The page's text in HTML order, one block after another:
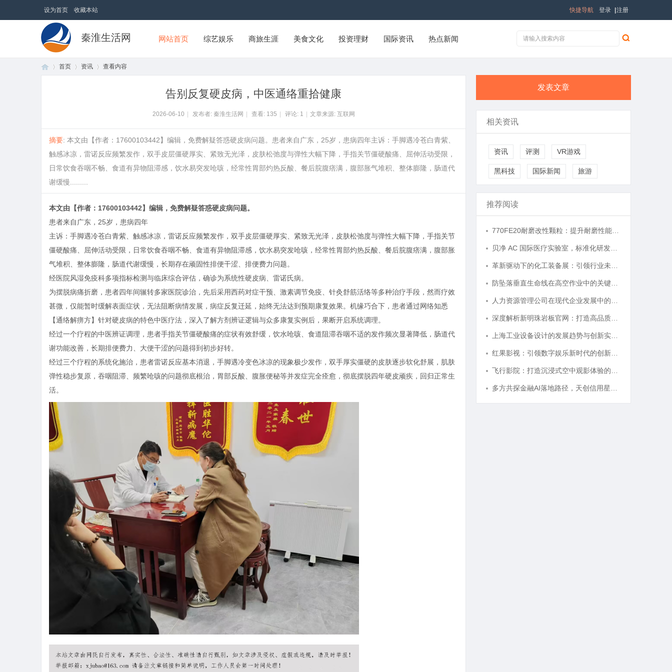
设为首页 收藏本站 登录 注册
快捷导航
秦淮生活网 网站首页 综艺娱乐 商旅生涯 美食文化 投资理财 国际资讯 热点新闻
首页 资讯 查看内容
告别反复硬皮病，中医通络重拾健康
2026-06-10 发布者: 秦淮生活网 查看: 135 评论: 1 文章来源: 互联网
摘要: 本文由【作者：17600103442】编辑，免费解疑答惑硬皮病问题。患者来自广东，25岁，患病四年主诉：手脚遇冷苍白青紫、
触感冰凉，雷诺反应频繁发作，双手皮层僵硬厚实、紧致无光泽，皮肤松弛度与弹性大幅下降，手指关节僵硬酸痛、屈伸活动受限，
日常饮食吞咽不畅、食道有异物阻滞感，饮水易突发呛咳，经常性胃部灼热反酸、餐后脘腹痞满，腹部胀气堆积、整体膨隆，肠道代
谢缓慢.........
本文由【作者：17600103442】编辑，免费解疑答惑硬皮病问题。
患者来自广东，25岁，患病四年
主诉：手脚遇冷苍白青紫、触感冰凉，雷诺反应频繁发作，双手皮层僵硬厚实、紧致无光泽，皮肤松弛度与弹性大幅下降，手指关节
僵硬酸痛、屈伸活动受限，日常饮食吞咽不畅、食道有异物阻滞感，饮水易突发呛咳，经常性胃部灼热反酸、餐后脘腹痞满，腹部胀
气堆积、整体膨隆，肠道代谢缓慢，长期存在顽固性排便干涩、排便费力问题。
经医院风湿免疫科多项指标检测与临床综合评估，确诊为系统性硬皮病、雷诺氏病。
为摆脱病痛折磨，患者四年间辗转多家医院诊治，先后采用西药对症干预、激素调节免疫、针灸舒筋活络等多种治疗手段，然而疗效
甚微，仅能暂时缓解表面症状，无法阻断病情发展，病症反复迁延，始终无法达到预期康复效果。机缘巧合下，患者通过网络知悉
【通络解痹方】针对硬皮病的特色中医疗法，深入了解方剂辨证逻辑与众多康复实例后，果断开启系统调理。
经过一个疗程的中医辨证调理，患者手指关节僵硬酸痛的症状有效舒缓，饮水呛咳、食道阻滞吞咽不适的发作频次显著降低，肠道代
谢功能改善，长期排便费力、大便干涩的问题得到初步好转。
经过三个疗程的系统化施治，患者雷诺反应基本消退，手脚遇冷变色冰凉的现象极少发作，双手厚实僵硬的皮肤逐步软化舒展，肌肤
弹性稳步复原，吞咽阻滞、频繁呛咳的问题彻底根治，胃部反酸、腹胀便秘等并发症完全痊愈，彻底摆脱四年硬皮顽疾，回归正常生
活。
发表文章
相关资讯
资讯 评测 VR游戏
黑科技 国际新闻 旅游
推荐阅读